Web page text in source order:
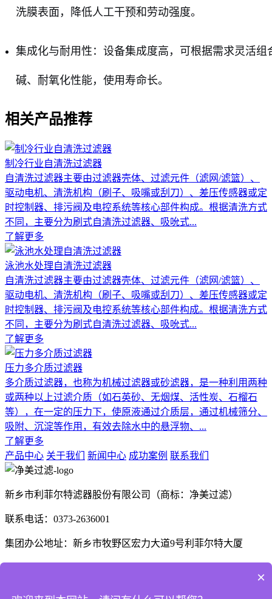
洗膜表面，降低人工干预和劳动强度。
集成化与耐用性：设备集成度高，可根据需求灵活
碱、耐氧化性能，使用寿命长。
相关产品推荐
制冷行业自清洗过滤器
自清洗过滤器主要由过滤器壳体、过滤元件（滤网/滤篮）、
驱动电机、清洗机构（刷子、吸嘴或刮刀）、差压传感器或定
时控制器、排污阀及电控系统等核心部件构成。根据清洗方式
不同，主要分为刷式自清洗过滤器、吸吮式...
了解更多
泳池水处理自清洗过滤器
自清洗过滤器主要由过滤器壳体、过滤元件（滤网/滤篮）、
驱动电机、清洗机构（刷子、吸嘴或刮刀）、差压传感器或定
时控制器、排污阀及电控系统等核心部件构成。根据清洗方式
不同，主要分为刷式自清洗过滤器、吸吮式...
了解更多
压力多介质过滤器
多介质过滤器，也称为机械过滤器或砂滤器，是一种利用两种
或两种以上过滤介质（如石英砂、无烟煤、活性炭、石榴石
等），在一定的压力下，使原液通过介质层，通过机械筛分、
吸附、沉淀等作用，有效去除水中的悬浮物、...
了解更多
产品中心 关于我们 新闻中心 成功案例 联系我们
新乡市利菲尔特滤器股份有限公司（商标：净美过滤）
联系电话：0373-2636001
集团办公地址：新乡市牧野区宏力大道9号利菲尔特大厦
×